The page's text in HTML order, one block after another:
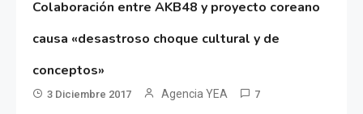
Colaboración entre AKB48 y proyecto coreano
causa «desastroso choque cultural y de
conceptos»
3 Diciembre 2017 Agencia YEA 7